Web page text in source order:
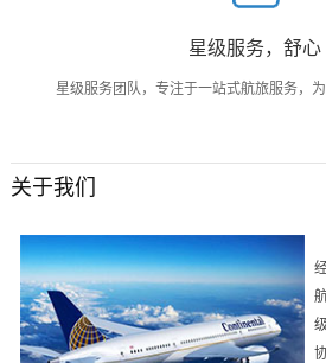
星级服务，舒心
星级服务团队，专注于一站式航旅服务，
关于我们